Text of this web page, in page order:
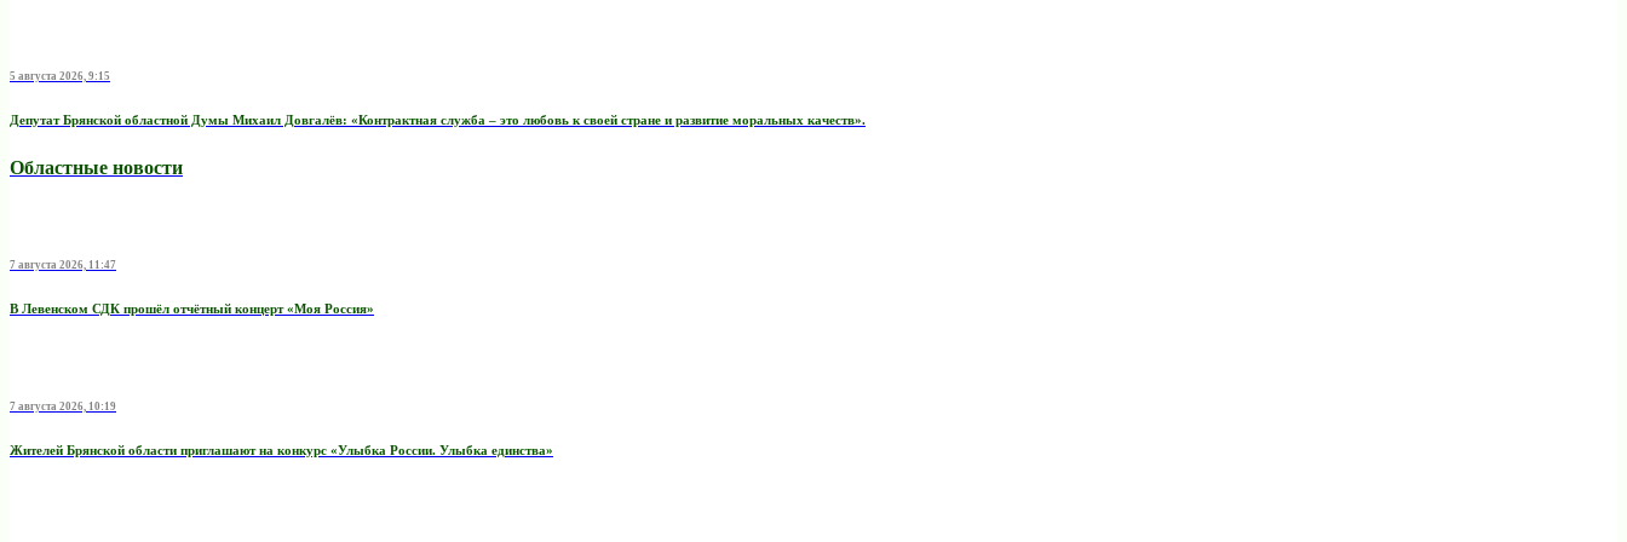
5 августа 2026, 9:15
Депутат Брянской областной Думы Михаил Довгалёв: «Контрактная служба – это любовь к своей стране и развитие моральных качеств».
Областные новости
7 августа 2026, 11:47
В Левенском СДК прошёл отчётный концерт «Моя Россия»
7 августа 2026, 10:19
Жителей Брянской области приглашают на конкурс «Улыбка России. Улыбка единства»